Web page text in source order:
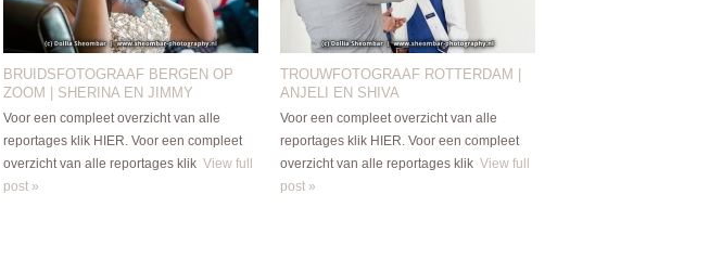
BRUIDSFOTOGRAAF BERGEN OP
ZOOM | SHERINA EN JIMMY
Voor een compleet overzicht van alle
reportages klik HIER. Voor een compleet
overzicht van alle reportages klik View full
post »
TROUWFOTOGRAAF ROTTERDAM |
ANJELI EN SHIVA
Voor een compleet overzicht van alle
reportages klik HIER. Voor een compleet
overzicht van alle reportages klik View full
post »